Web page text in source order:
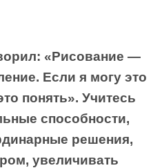
«Рисование —
Если я могу это
понять». Учитесь
способности,
решения,
увеличивать